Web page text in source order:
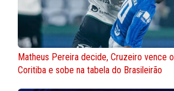
Matheus Pereira decide, Cruzeiro vence o
Coritiba e sobe na tabela do Brasileirão